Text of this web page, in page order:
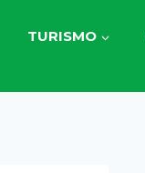
TURISMO